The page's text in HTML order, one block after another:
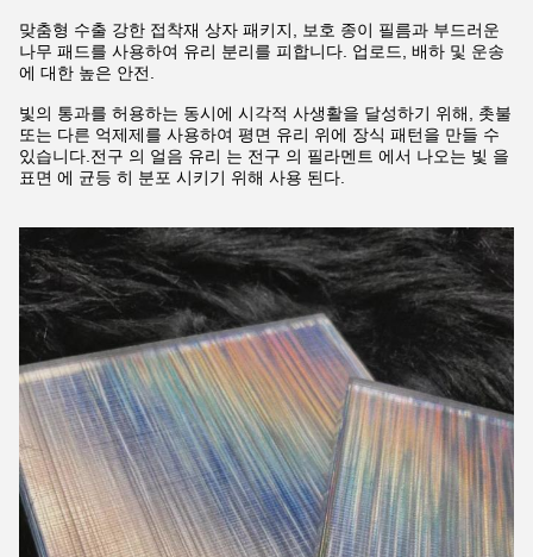
맞춤형 수출 강한 접착재 상자 패키지, 보호 종이 필름과 부드러운
나무 패드를 사용하여 유리 분리를 피합니다. 업로드, 배하 및 운송
에 대한 높은 안전.
빛의 통과를 허용하는 동시에 시각적 사생활을 달성하기 위해, 촛불
또는 다른 억제제를 사용하여 평면 유리 위에 장식 패턴을 만들 수
있습니다.전구 의 얼음 유리 는 전구 의 필라멘트 에서 나오는 빛 을
표면 에 균등 히 분포 시키기 위해 사용 된다.